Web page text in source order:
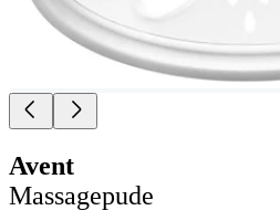
Avent
Massagepude